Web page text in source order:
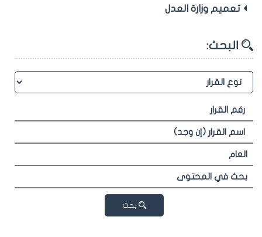
تعميم وزارة العدل
البحث:
بحث